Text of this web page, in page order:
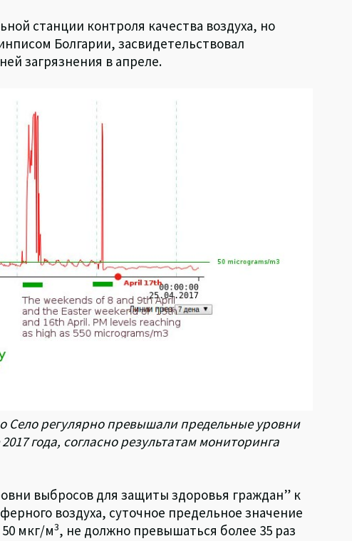
станции контроля качества воздуха, но
Болгарии, засвидетельствовал
загрязнения в апреле.
Село регулярно превышали предельные уровни
года, согласно результатам мониторинга
выбросов для защиты здоровья граждан” к
воздуха, суточное предельное значение
50 мкг/м3, не должно превышаться более 35 раз